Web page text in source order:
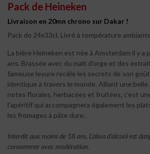
Pack de Heineken
Livraison en 20mn chrono sur Dakar !
Pack de 24x33cl. Livré à température
La bière Heineken est née à Amsterdam il y a
ans. Brassée avec du malt d’orge et des
fameuse levure recèle les secrets de son
identique à travers le monde. Alliant une belle
notes florales, herbacées et fruitées, c'est
l’apéritif qui accompagnera également les
les fromages à pâte dure.
Interdit aux moins de 18 ans. L'abus d'alcool est
consommer avec modération.